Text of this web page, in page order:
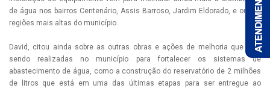
de água nos bairros Centenário, Assis Barroso, Jardim Eldorado, e outras
regiões mais altas do município.
David, citou ainda sobre as outras obras e ações de melhoria que vem
sendo realizadas no município para fortalecer os sistemas de
abastecimento de água, como a construção do reservatório de 2 milhões
de litros que está em uma das últimas etapas para ser entregue ao